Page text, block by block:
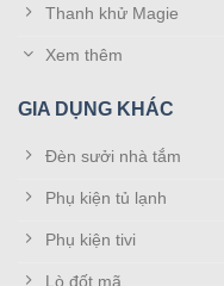
với mẫu điều
Casper của
Thanh khử Magie
Xem thêm
GIA DỤNG KHÁC
Đèn sưởi nhà tắm
Phụ kiện tủ lạnh
Phụ kiện tivi
Lò đốt mã